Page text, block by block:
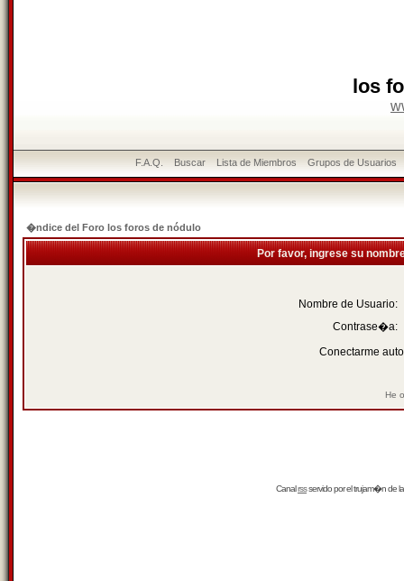
los
F.A.Q. Buscar Lista de Miembros Grupos de Usuarios
�ndice del Foro los foros de nódulo
Por favor, ingrese su
Nombre de Usuario:
Contrase�a:
Conectarme
He
Canalrssservido por eltrujam�nde